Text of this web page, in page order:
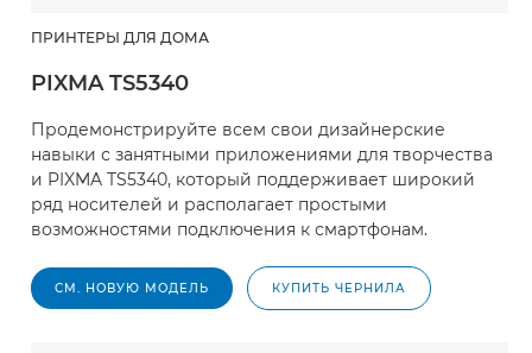
ПРИНТЕРЫ ДЛЯ ДОМА
PIXMA TS5340
Продемонстрируйте всем свои дизайнерские
навыки с занятными приложениями для творчества
и PIXMA TS5340, который поддерживает широкий
ряд носителей и располагает простыми
возможностями подключения к смартфонам.
СМ. НОВУЮ МОДЕЛЬ КУПИТЬ ЧЕРНИЛА